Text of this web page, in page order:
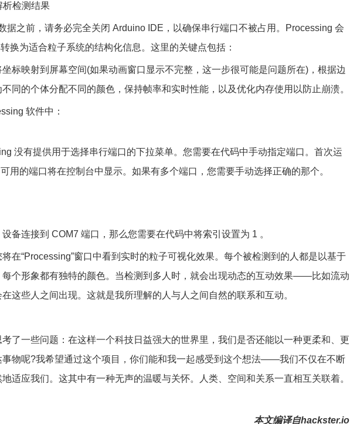
析检测结果
据之前，请务必完全关闭 Arduino IDE，以确保串行端口不被占用。Processing 会
换为适合粒子系统的结构化信息。这里的关键点包括：
标映射到屏幕空间(如果动画窗口显示不完整，这一步很可能是问题所在)，根据边
同的个体分配不同的颜色，保持帧率和实时性能，以及优化内存使用以防止崩溃。
软件中：
没有提供用于选择串行端口的下拉菜单。您需要在代码中手动指定端口。首次运
用的端口将在控制台中显示。如果有多个端口，您需要手动选择正确的那个。
备连接到 COM7 端口，那么您需要在代码中将索引设置为 1 。
在“Processing”窗口中看到实时的粒子可视化效果。每个被检测到的人都是以基于
个形象都有独特的颜色。当检测到多人时，就会出现动态的互动效果——比如流动
这些人之间出现。这就是我所理解的人与人之间自然的联系和互动。
了一些问题：在这样一个科技日益强大的世界里，我们是否还能以一种更柔和、更
事物呢?我希望通过这个项目，你们能和我一起感受到这个想法——我们不仅在不断
适应我们。这其中有一种无声的温暖与关怀。人类、空间和关系一直相互关联着。
本文编译自hackster.io